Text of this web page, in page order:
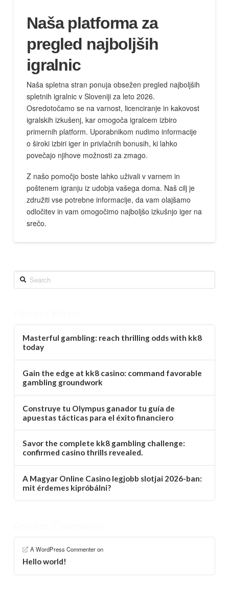
Naša platforma za
pregled najboljših
igralnic
Naša spletna stran ponuja obsežen pregled najboljših
spletnih igralnic v Sloveniji za leto 2026.
Osredotočamo se na varnost, licenciranje in kakovost
igralskih izkušenj, kar omogoča igralcem izbiro
primernih platform. Uporabnikom nudimo informacije
o široki izbiri iger in privlačnih bonusih, ki lahko
povečajo njihove možnosti za zmago.
Z našo pomočjo boste lahko uživali v varnem in
poštenem igranju iz udobja vašega doma. Naš cilj je
združiti vse potrebne informacije, da vam olajšamo
odločitev in vam omogočimo najboljšo izkušnjo iger na
srečo.
Search
Masterful gambling: reach thrilling odds with kk8
today
Gain the edge at kk8 casino: command favorable
gambling groundwork
Construye tu Olympus ganador tu guía de
apuestas tácticas para el éxito financiero
Savor the complete kk8 gambling challenge:
confirmed casino thrills revealed.
A Magyar Online Casino legjobb slotjai 2026-ban:
mit érdemes kipróbálni?
A WordPress Commenteron
Hello world!